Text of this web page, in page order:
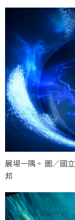
展場一隅。 圖／國
邦